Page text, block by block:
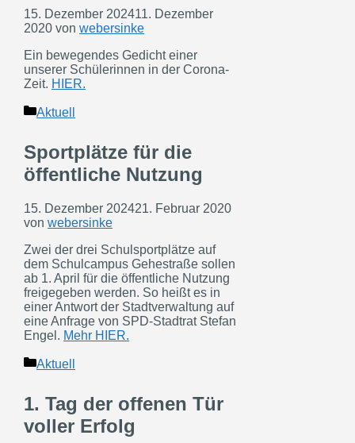
15. Dezember 202411. Dezember
2020 von webersinke
Ein bewegendes Gedicht einer
unserer Schülerinnen in der Corona-
Zeit. HIER.
Kategorien
Aktuell
Sportplätze für die
öffentliche Nutzung
15. Dezember 202421. Februar 2020
von webersinke
Zwei der drei Schulsportplätze auf
dem Schulcampus Gehestraße sollen
ab 1. April für die öffentliche Nutzung
freigegeben werden. So heißt es in
einer Antwort der Stadtverwaltung auf
eine Anfrage von SPD-Stadtrat Stefan
Engel. Mehr HIER.
Kategorien
Aktuell
1. Tag der offenen Tür
voller Erfolg